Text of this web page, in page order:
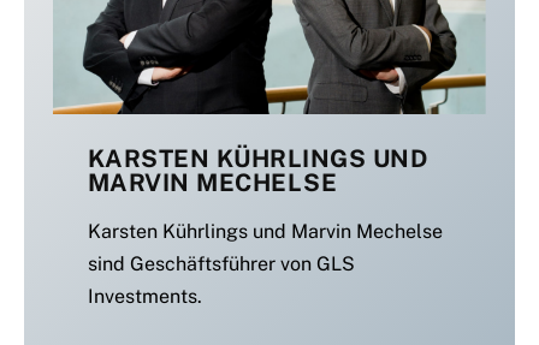
KARSTEN KÜHRLINGS UND
MARVIN MECHELSE
Karsten Kührlings und Marvin Mechelse
sind Geschäftsführer von GLS
Investments.